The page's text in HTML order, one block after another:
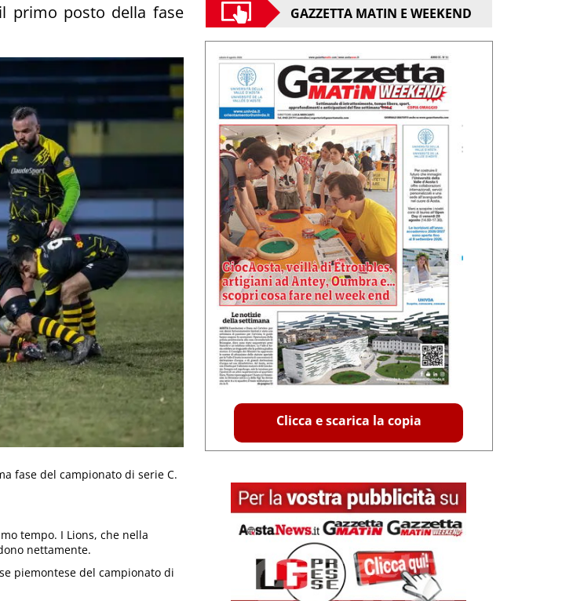
primo posto della fase
fase del campionato di serie C.
tempo. I Lions, che nella
nettamente.
piemontese del campionato di
GAZZETTA MATIN E WEEKEND
Clicca e scarica la copia